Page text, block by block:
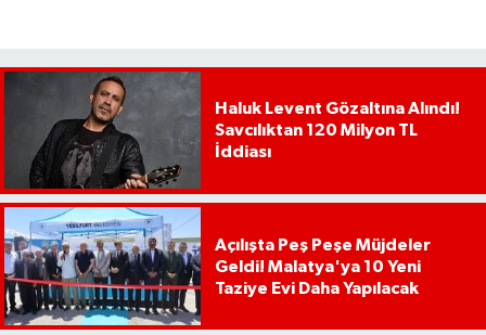
Haluk Levent Gözaltına Alındı!
Savcılıktan 120 Milyon TL
İddiası
Açılışta Peş Peşe Müjdeler
Geldi! Malatya'ya 10 Yeni
Taziye Evi Daha Yapılacak